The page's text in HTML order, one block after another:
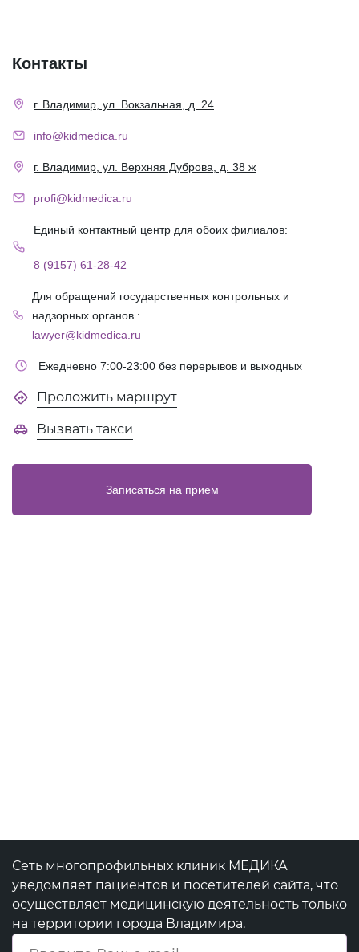
Контакты
г. Владимир, ул. Вокзальная, д. 24
info@kidmedica.ru
г. Владимир, ул. Верхняя Дуброва, д. 38 ж
profi@kidmedica.ru
Единый контактный центр для обоих филиалов:
8 (9157) 61-28-42
Для обращений государственных контрольных и
надзорных органов :
lawyer@kidmedica.ru
Ежедневно 7:00-23:00 без перерывов и выходных
Проложить маршрут
Вызвать такси
Записаться на прием
Сеть многопрофильных клиник МЕДИКА
уведомляет пациентов и посетителей сайта, что
осуществляет медицинскую деятельность только
на территории города Владимира.